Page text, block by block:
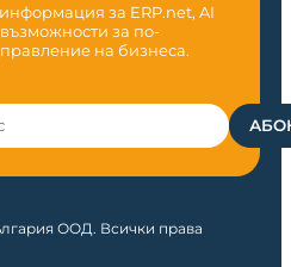
за ERP.net, AI
за по-
на бизнеса.
ООД. Всички права